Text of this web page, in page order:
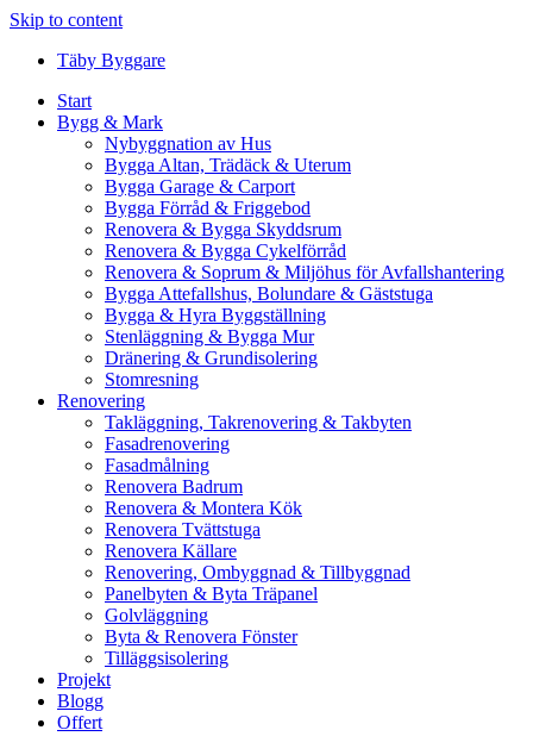
Skip to content
Täby Byggare
Start
Bygg & Mark
Nybyggnation av Hus
Bygga Altan, Trädäck & Uterum
Bygga Garage & Carport
Bygga Förråd & Friggebod
Renovera & Bygga Skyddsrum
Renovera & Bygga Cykelförråd
Renovera & Soprum & Miljöhus för Avfallshantering
Bygga Attefallshus, Bolundare & Gäststuga
Bygga & Hyra Byggställning
Stenläggning & Bygga Mur
Dränering & Grundisolering
Stomresning
Renovering
Takläggning, Takrenovering & Takbyten
Fasadrenovering
Fasadmålning
Renovera Badrum
Renovera & Montera Kök
Renovera Tvättstuga
Renovera Källare
Renovering, Ombyggnad & Tillbyggnad
Panelbyten & Byta Träpanel
Golvläggning
Byta & Renovera Fönster
Tilläggsisolering
Projekt
Blogg
Offert